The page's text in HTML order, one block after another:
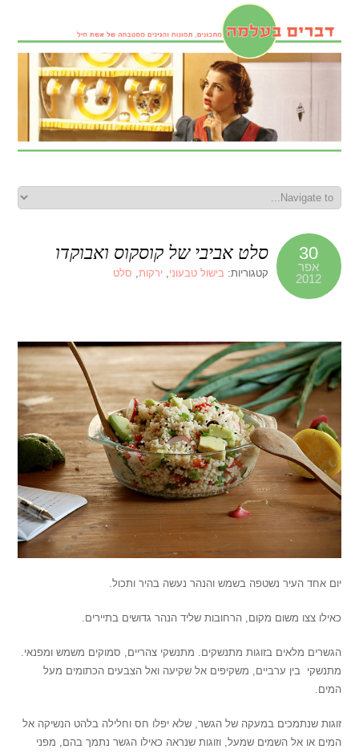
30
אפר
2012
סלט אביבי של קוסקוס ואבוקדו
קטגוריות:בישול טבעוני,ירקות, סלט
יום אחד העיר נשטפה בשמש והנהר נעשה בהיר ותכול.
כאילו צצו משום מקום, הרחובות שליד הנהר גדושים בתיירים.
הגשרים מלאים בזוגות מתנשקים. מתנשקי צהריים, סמוקים משמש ומפנאי.
מתנשקי בין ערביים, משקיפים אל שקיעה ואל הצבעים הכתומים מעל
המים.
זוגות שנתמכים במעקה של הגשר, שלא יפלו חס וחלילה בלהט הנשיקה אל
המים או אל השמים שמעל, וזוגות שנראה כאילו הגשר נתמך בהם, מפני